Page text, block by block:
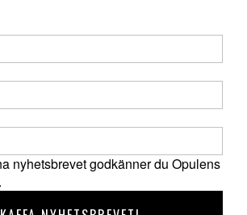
nyhetsbrevet godkänner du Opulens